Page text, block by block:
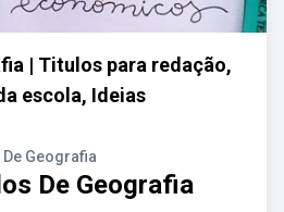
| Titulos para redação,
escola, Ideias
De Geografia
De Geografia